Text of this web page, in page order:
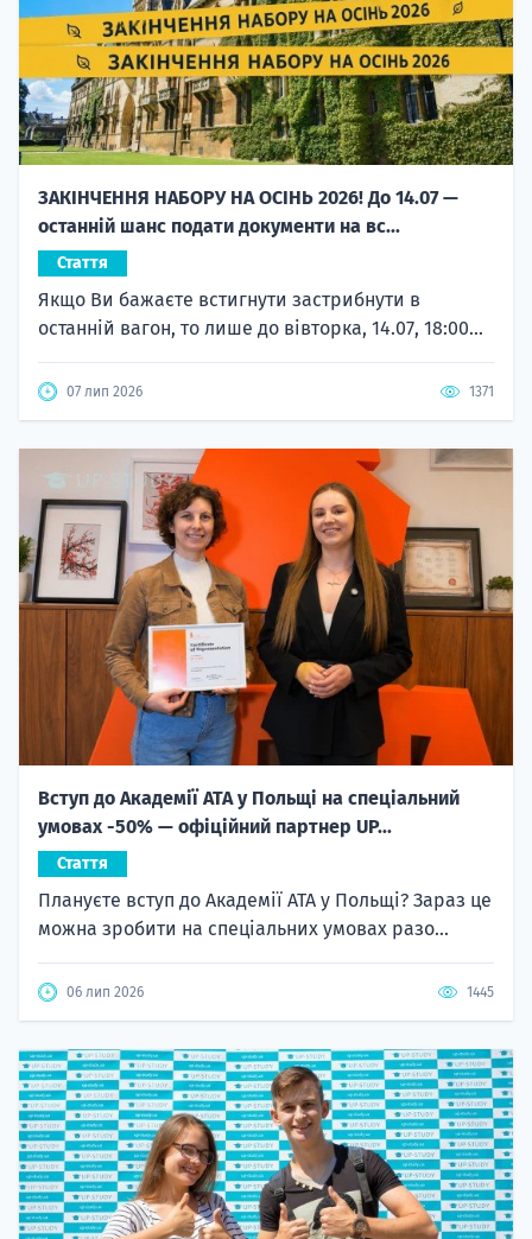
ЗАКІНЧЕННЯ НАБОРУ НА ОСІНЬ 2026! До 14.07 —
останній шанс подати документи на вс...
Стаття
Якщо Ви бажаєте встигнути застрибнути в
останній вагон, то лише до вівторка, 14.07, 18:00...
07 лип 2026 1371
Вступ до Академії ATA у Польщі на спеціальний
умовах -50% — офіційний партнер UP...
Стаття
Плануєте вступ до Академії ATA у Польщі? Зараз це
можна зробити на спеціальних умовах разо...
06 лип 2026 1445